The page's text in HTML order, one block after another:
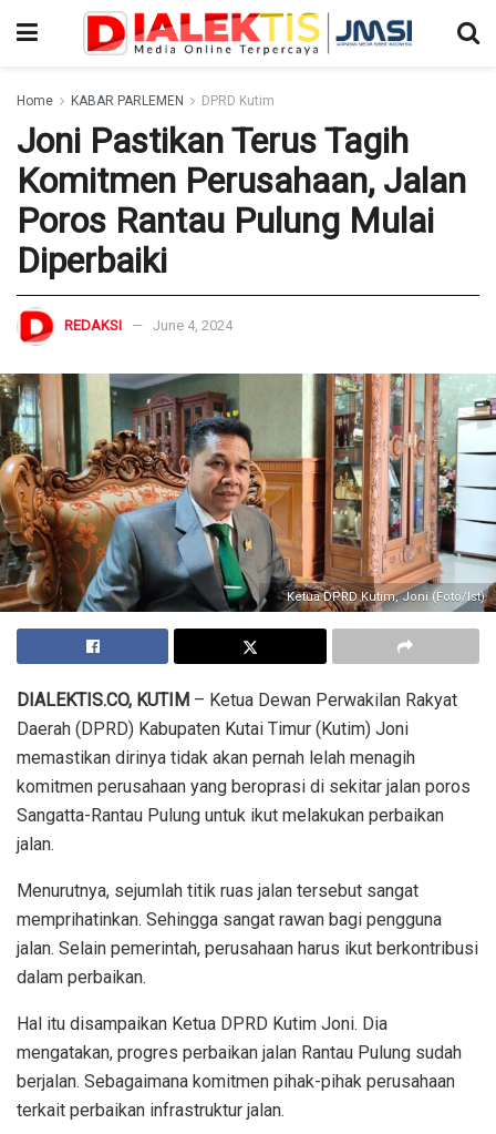
Home KABAR PARLEMEN DPRD Kutim
Joni Pastikan Terus Tagih
Komitmen Perusahaan, Jalan
Poros Rantau Pulung Mulai
Diperbaiki
REDAKSI June 4, 2024
Ketua DPRD Kutim, Joni (Foto/Ist)
DIALEKTIS.CO, KUTIM – Ketua Dewan Perwakilan Rakyat
Daerah (DPRD) Kabupaten Kutai Timur (Kutim) Joni
memastikan dirinya tidak akan pernah lelah menagih
komitmen perusahaan yang beroprasi di sekitar jalan poros
Sangatta-Rantau Pulung untuk ikut melakukan perbaikan
jalan.
Menurutnya, sejumlah titik ruas jalan tersebut sangat
memprihatinkan. Sehingga sangat rawan bagi pengguna
jalan. Selain pemerintah, perusahaan harus ikut berkontribusi
dalam perbaikan.
Hal itu disampaikan Ketua DPRD Kutim Joni. Dia
mengatakan, progres perbaikan jalan Rantau Pulung sudah
berjalan. Sebagaimana komitmen pihak-pihak perusahaan
terkait perbaikan infrastruktur jalan.